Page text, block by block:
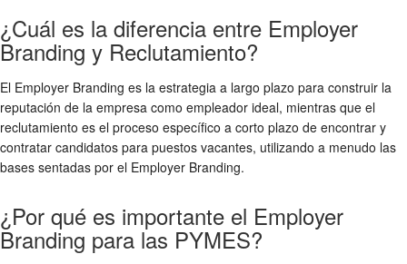
¿Cuál es la diferencia entre Employer
Branding y Reclutamiento?
El Employer Branding es la estrategia a largo plazo para construir la
reputación de la empresa como empleador ideal, mientras que el
reclutamiento es el proceso específico a corto plazo de encontrar y
contratar candidatos para puestos vacantes, utilizando a menudo las
bases sentadas por el Employer Branding.
¿Por qué es importante el Employer
Branding para las PYMES?